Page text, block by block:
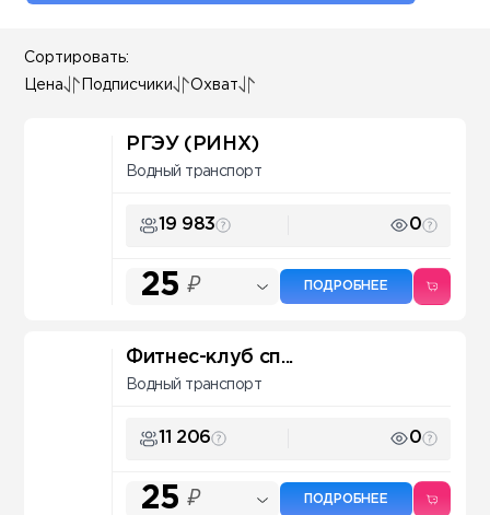
Сортировать:
Цена Подписчики Охват
РГЭУ (РИНХ)
Водный транспорт
19 983 0
25 ₽ ПОДРОБНЕЕ
Фитнес-клуб сп...
Водный транспорт
11 206 0
25 ₽ ПОДРОБНЕЕ